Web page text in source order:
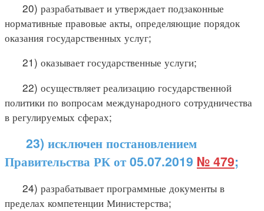
20) разрабатывает и утверждает подзаконные
нормативные правовые акты, определяющие порядок
оказания государственных услуг;
21) оказывает государственные услуги;
22) осуществляет реализацию государственной
политики по вопросам международного сотрудничества
в регулируемых сферах;
23) исключен постановлением
Правительства РК от 05.07.2019 № 479;
24) разрабатывает программные документы в
пределах компетенции Министерства;